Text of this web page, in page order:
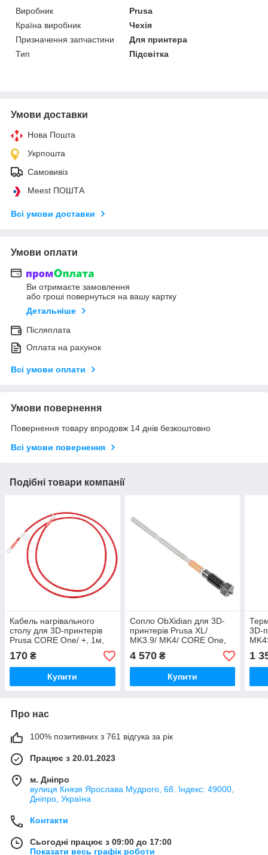
Виробник
Prusa
Країна виробник
Чехія
Призначення запчастини
Для принтера
Тип
Підсвітка
Умови доставки
Нова Пошта
Укрпошта
Самовивіз
Meest ПОШТА
Всі умови доставки
Умови оплати
Ви отримаєте замовлення
або гроші повернуться на вашу картку
Детальніше
Післяплата
Оплата на рахунок
Всі умови оплати
Умови повернення
Повернення товару впродовж 14 днів безкоштовно
Всі умови повернення
Подібні товари компанії
Кабель нагрівального
столу для 3D-принтерів
Prusa CORE One/ +, 1м,
14844)
170 ₴
Купити
Сопло ObXidian для 3D-
принтерів Prusa XL/
MK3.9/ MK4/ CORE One,
0.4мм, загартована сталь,
(оригінал, 9203)
4 570₴
Купити
3D-
1
Про нас
100% позитивних з 761 відгука за рік
Працює з 20.01.2023
м. Дніпро
вулиця Князя Ярослава Мудрого, 68. Індекс: 49000,
Дніпро, Україна
Контакти
Сьогодні працює з 09:00 до 17:00
Показати весь графік роботи